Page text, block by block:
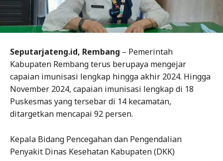
Seputarjateng.id, Rembang – Pemerintah
Kabupaten Rembang terus berupaya mengejar
capaian imunisasi lengkap hingga akhir 2024. Hingga
November 2024, capaian imunisasi lengkap di 18
Puskesmas yang tersebar di 14 kecamatan,
ditargetkan mencapai 92 persen.
Kepala Bidang Pencegahan dan Pengendalian
Penyakit Dinas Kesehatan Kabupaten (DKK)